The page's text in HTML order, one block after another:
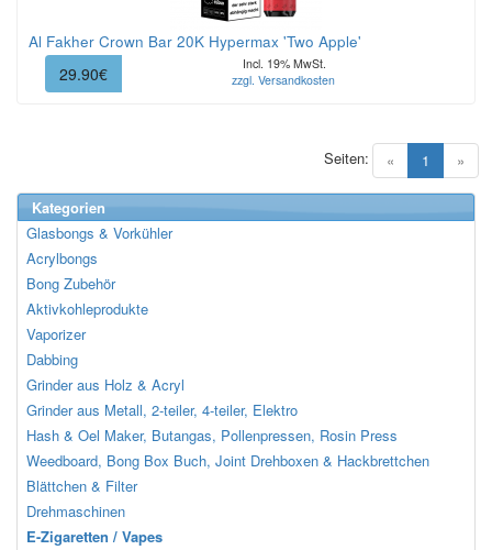
Al Fakher Crown Bar 20K Hypermax 'Two Apple'
29.90€
Incl. 19% MwSt.
zzgl. Versandkosten
« 1 (current)
»
Seiten:
Kategorien
Glasbongs & Vorkühler
Acrylbongs
Bong Zubehör
Aktivkohleprodukte
Vaporizer
Dabbing
Grinder aus Holz & Acryl
Grinder aus Metall, 2-teiler, 4-teiler, Elektro
Hash & Oel Maker, Butangas, Pollenpressen, Rosin Press
Weedboard, Bong Box Buch, Joint Drehboxen & Hackbrettchen
Blättchen & Filter
Drehmaschinen
E-Zigaretten / Vapes